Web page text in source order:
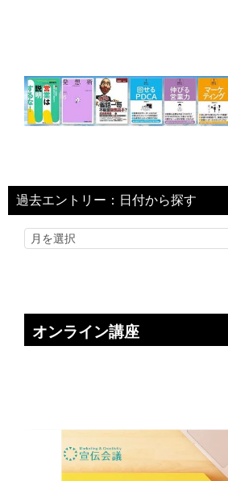
過去エントリー：日付から探す
オンライン講座